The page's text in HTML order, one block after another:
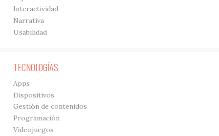
Interactividad
Narrativa
Usabilidad
TECNOLOGÍAS
Apps
Dispositivos
Gestión de contenidos
Programación
Videojuegos